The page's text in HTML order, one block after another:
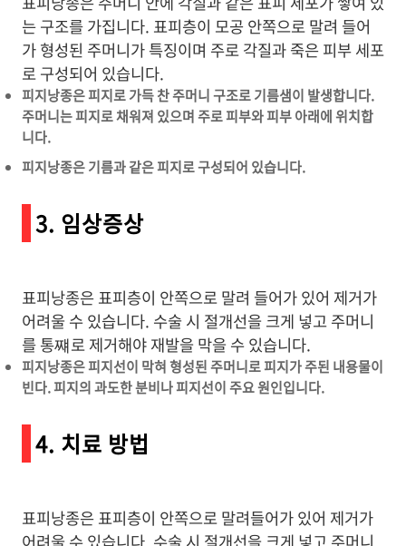
는 구조를 가집니다. 표피층이 모공 안쪽으로 말려 들어
가 형성된 주머니가 특징이며 주로 각질과 죽은 피부 세포
로 구성되어 있습니다.
피지낭종은 피지로 가득 찬 주머니 구조로 기름샘이 발생합니다.
주머니는 피지로 채워져 있으며 주로 피부와 피부 아래에 위치합
니다.
피지낭종은 기름과 같은 피지로 구성되어 있습니다.
3. 임상증상
표피낭종은 표피층이 안쪽으로 말려 들어가 있어 제거가
어려울 수 있습니다. 수술 시 절개선을 크게 넣고 주머니
를 통쨰로 제거해야 재발을 막을 수 있습니다.
피지낭종은 피지선이 막혀 형성된 주머니로 피지가 주된 내용물이
빈다. 피지의 과도한 분비나 피지선이 주요 원인입니다.
4. 치료 방법
표피낭종은 표피층이 안쪽으로 말려들어가 있어 제거가